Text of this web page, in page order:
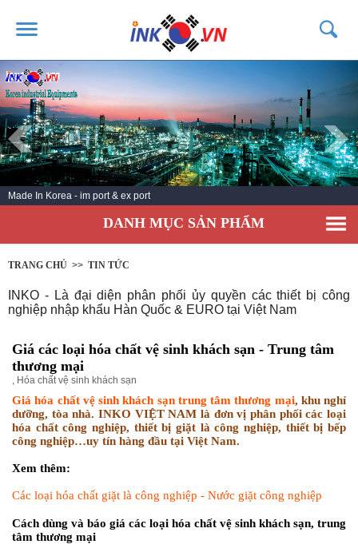
TRANG CHỦ
GIỚI THIỆU
SẢN PHẨM
DỊCH VỤ
TIN TỨC
KHÁCH HÀNG
Made In Korea - im port & ex port
DANH MỤC SẢN PHẨM
TRANG CHỦ >> TIN TỨC
INKO - Là đại diện phân phối ủy quyền các thiết bị công
nghiệp nhập khẩu Hàn Quốc & EURO tại Việt Nam
Giá các loại hóa chất vệ sinh khách sạn - Trung tâm
thương mại
Hóa chất vệ sinh khách sạn
Giá hóa chất vệ sinh khách sạn trung tâm thương mại, khu nghỉ
dưỡng, tòa nhà. INKO VIỆT NAM là đơn vị phân phối các loại
hóa chất công nghiệp, thiết bị giặt là công nghiệp, thiết bị bếp
công nghiệp…uy tín hàng đầu tại Việt Nam.
Xem thêm:
Các loại hóa chất giặt là công nghiệp - Nước giặt công nghiệp
Cách dùng và báo giá các loại hóa chất vệ sinh khách sạn, trung
tâm thương mại